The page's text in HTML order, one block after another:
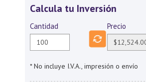
Calcula tu Inversión
Cantidad Precio
* No incluye I.V.A., impresión o envío